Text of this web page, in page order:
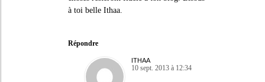
à toi belle Ithaa.
Répondre
ITHAA
10 sept. 2013 à 12:34